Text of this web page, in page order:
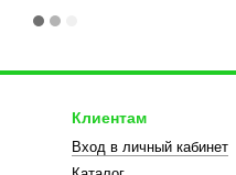
Клиентам
Вход в личный кабинет